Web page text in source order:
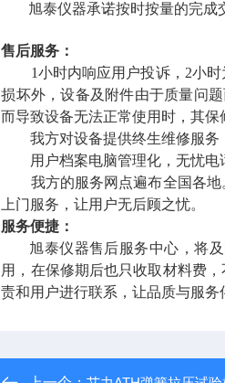
旭泰仪器承诺按时按量的完成
售后服务：
1小时内响应用户投诉，2小时
损坏外，设备及附件由于质量问
而导致设备无法正常使用时，其保
我方对设备提供终生维修服务，
用户档案电脑管理化 ，无忧电
我方的服务网点遍布全国各地
上门服务，让用户无后顾之忧。
服务便捷：
旭泰仪器售后服务中心，将
用，在保修期后也只收取材料费
责和用户进行联系，让品质与服务